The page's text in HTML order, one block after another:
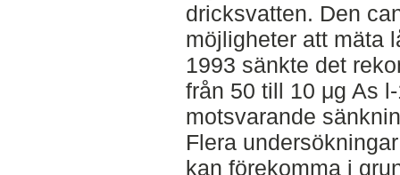
dricksvatten. Den
möjligheter att mäta
1993 sänkte det
från 50 till 10 μg As
motsvarande
Flera
kan förekomma i